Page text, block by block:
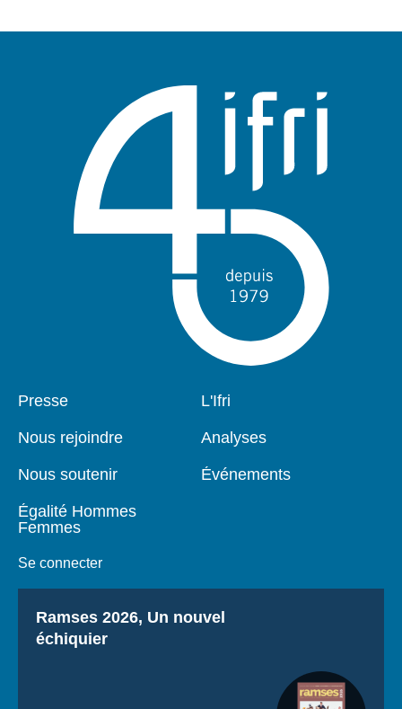
Pied
page
Presse
Nous rejoindre
Nous soutenir
Égalité Hommes
Femmes
Se connecter
Navigation
L'Ifri
Analyses
Événements
Titre
Ramses 2026, Un nouvel
échiquier